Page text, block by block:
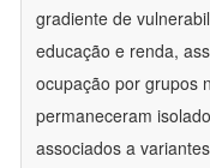
gradiente de
educação e renda,
ocupação por grupos
permaneceram
associados a